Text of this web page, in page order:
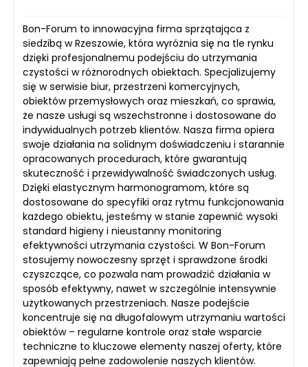
Bon-Forum to innowacyjna firma sprzątająca z
siedzibą w Rzeszowie, która wyróżnia się na tle rynku
dzięki profesjonalnemu podejściu do utrzymania
czystości w różnorodnych obiektach. Specjalizujemy
się w serwisie biur, przestrzeni komercyjnych,
obiektów przemysłowych oraz mieszkań, co sprawia,
że nasze usługi są wszechstronne i dostosowane do
indywidualnych potrzeb klientów. Nasza firma opiera
swoje działania na solidnym doświadczeniu i starannie
opracowanych procedurach, które gwarantują
skuteczność i przewidywalność świadczonych usług.
Dzięki elastycznym harmonogramom, które są
dostosowane do specyfiki oraz rytmu funkcjonowania
każdego obiektu, jesteśmy w stanie zapewnić wysoki
standard higieny i nieustanny monitoring
efektywności utrzymania czystości. W Bon-Forum
stosujemy nowoczesny sprzęt i sprawdzone środki
czyszczące, co pozwala nam prowadzić działania w
sposób efektywny, nawet w szczególnie intensywnie
użytkowanych przestrzeniach. Nasze podejście
koncentruje się na długofalowym utrzymaniu wartości
obiektów – regularne kontrole oraz stałe wsparcie
techniczne to kluczowe elementy naszej oferty, które
zapewniają pełne zadowolenie naszych klientów.